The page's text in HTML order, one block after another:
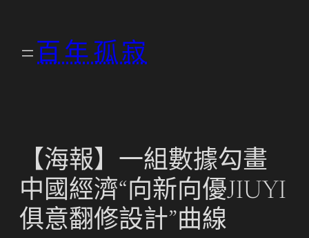
百年孤寂
【海報】一組數據勾畫
中國經濟“向新向優JIUYI
俱意翻修設計”曲線